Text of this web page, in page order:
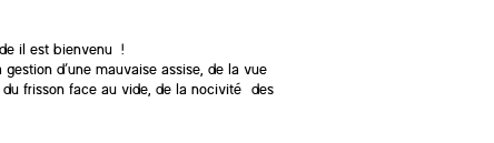
il est bienvenu !
d’une mauvaise assise, de la vue
du frisson face au vide, de la nocivité des